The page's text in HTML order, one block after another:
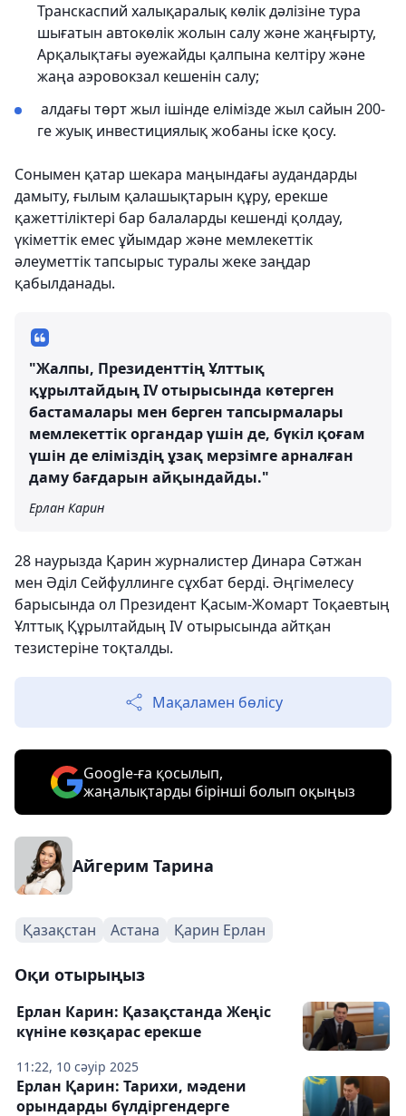
Транскаспий халықаралық көлік дәлізіне тура
шығатын автокөлік жолын салу және жаңғырту,
Арқалықтағы әуежайды қалпына келтіру және
жаңа аэровокзал кешенін салу;
алдағы төрт жыл ішінде елімізде жыл сайын 200-
ге жуық инвестициялық жобаны іске қосу.
Сонымен қатар шекара маңындағы аудандарды
дамыту, ғылым қалашықтарын құру, ерекше
қажеттіліктері бар балаларды кешенді қолдау,
үкіметтік емес ұйымдар және мемлекеттік
әлеуметтік тапсырыс туралы жеке заңдар
қабылданады.
"Жалпы, Президенттің Ұлттық
құрылтайдың IV отырысында көтерген
бастамалары мен берген тапсырмалары
мемлекеттік органдар үшін де, бүкіл қоғам
үшін де еліміздің ұзақ мерзімге арналған
даму бағдарын айқындайды."
Ерлан Карин
28 наурызда Қарин журналистер Динара Сәтжан
мен Әділ Сейфуллинге сұхбат берді. Әңгімелесу
барысында ол Президент Қасым-Жомарт Тоқаевтың
Ұлттық Құрылтайдың IV отырысында айтқан
тезистеріне тоқталды.
Мақаламен бөлісу
Google-ға қосылып,
жаңалықтарды бірінші болып оқыңыз
Айгерим Тарина
Қазақстан Астана Қарин Ерлан
Оқи отырыңыз
11:22, 10 сәуір 2025
Ерлан Карин: Қазақстанда Жеңіс
күніне көзқарас ерекше
Ерлан Қарин: Тарихи, мәдени
орындарды бүлдіргендерге